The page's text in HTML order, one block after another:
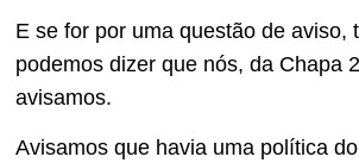
E se for por uma questão de aviso,
podemos dizer que nós, da Chapa
avisamos.
Avisamos que havia uma política